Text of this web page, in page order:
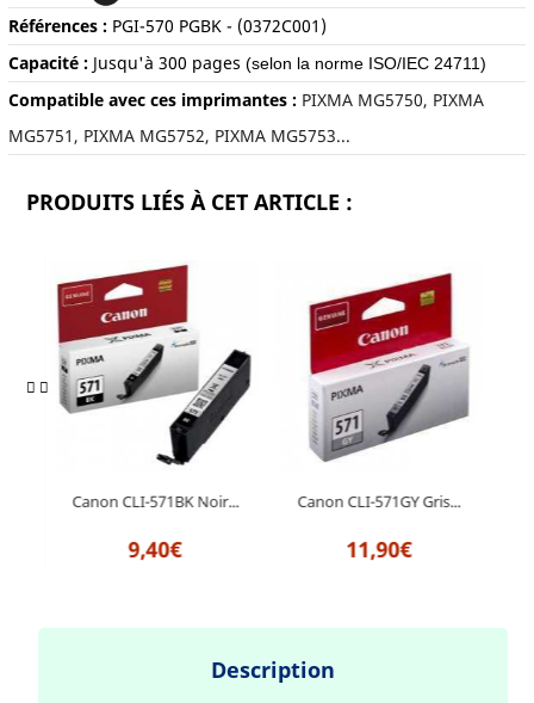
Références : PGI-570 PGBK- (0372C001)
Capacité :Jusqu'à 300 pages (selon la norme ISO/IEC 24711)
Compatible avec ces imprimantes : PIXMA MG5750, PIXMA
MG5751, PIXMA MG5752, PIXMA MG5753...
PRODUITS LIÉS À CET ARTICLE :
Canon CLI-571BK Noir...
9,40€
Canon CLI-571GY Gris...
11,90€
Description